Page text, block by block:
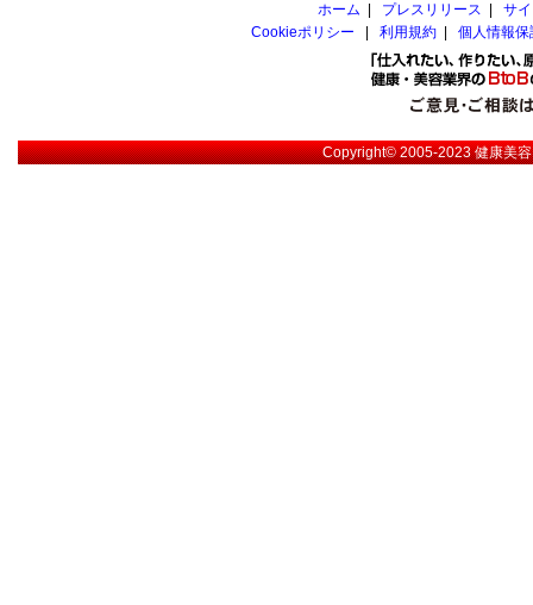
ホーム
プレスリリース
サ
Cookieポリシー
利用規約 個人情報
Copyright© 2005-2023健康美